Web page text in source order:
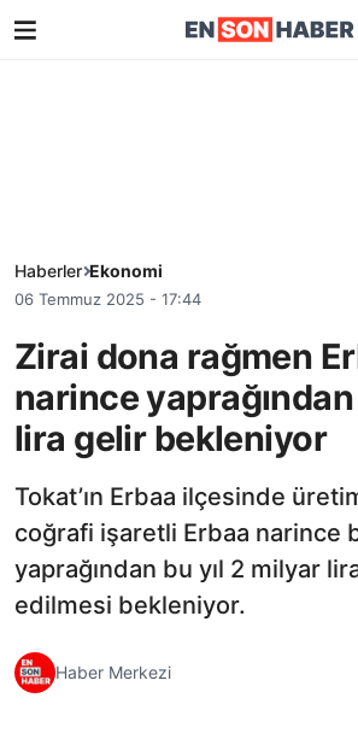
Haberler Ekonomi
06 Temmuz 2025 - 17:44
Zirai dona rağmen
narince
lira gelir bekleniyor
Tokat’ın Erbaa ilçesinde
coğrafi işaretli Erbaa narince
yaprağından bu yıl 2 milyar
edilmesi bekleniyor.
Haber Merkezi